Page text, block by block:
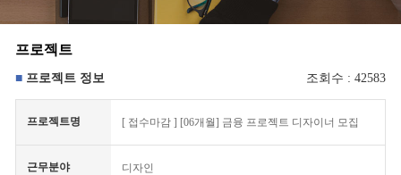
프로젝트
프로젝트 정보 조회수 : 42583
프로젝트명 [ 접수마감 ] [06개월] 금융 프로젝트 디자이너 모집
근무분야 디자인